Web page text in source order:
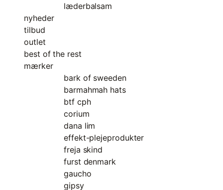
læderbalsam
nyheder
tilbud
outlet
best of the rest
mærker
bark of sweeden
barmahmah hats
btf cph
corium
dana lim
effekt-plejeprodukter
freja skind
furst denmark
gaucho
gipsy